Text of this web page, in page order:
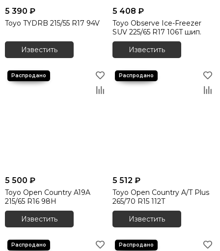
5 390 ₽
Toyo TYDRB 215/55 R17 94V
Известить
5 408 ₽
Toyo Observe Ice-Freezer
SUV 225/65 R17 106T шип.
Известить
5 500 ₽
Toyo Open Country A19A
215/65 R16 98H
Известить
5 512 ₽
Toyo Open Country A/T Plus
265/70 R15 112T
Известить